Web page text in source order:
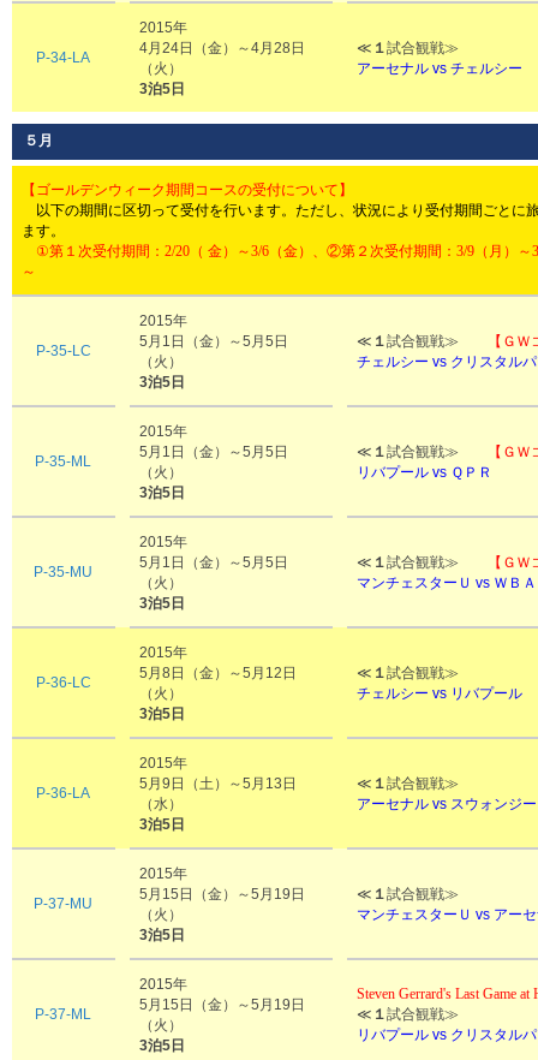
P-34-LA
2015年
4月24日（金）～4月28日
（火）
3泊5日
≪ １試合観戦≫
アーセナル vs チェルシー
５月
【ゴールデンウィーク期間コースの受付について】
以下の期間に区切って受付を行います。ただし、状況により受付期間ごとに
ます。
①第１次受付期間：2/20（ 金）～3/6（金）、②第２次受付期間：3/9（月）
～
P-35-LC
2015年
5月1日（金）～5月5日
（火）
3泊5日
≪ １試合観戦≫
【Ｇ
チェルシー vs クリスタル
P-35-ML
2015年
5月1日（金）～5月5日
（火）
3泊5日
≪ １試合観戦≫
【Ｇ
リバプール vs ＱＰＲ
P-35-MU
2015年
5月1日（金）～5月5日
（火）
3泊5日
≪ １試合観戦≫
【Ｇ
マンチェスターＵ vs ＷＢＡ
P-36-LC
2015年
5月8日（金）～5月12日
（火）
3泊5日
≪ １試合観戦≫
チェルシー vs リバプール
P-36-LA
2015年
5月9日（土）～5月13日
（水）
3泊5日
≪ １試合観戦≫
アーセナル vs スウォンジ
P-37-MU
2015年
5月15日（金）～5月19日
（火）
3泊5日
≪ １試合観戦≫
マンチェスターＵ vs アー
P-37-ML
2015年
5月15日（金）～5月19日
（火）
3泊5日
Steven Gerrard's Last Game at
≪ １試合観戦≫
リバプール vs クリスタル